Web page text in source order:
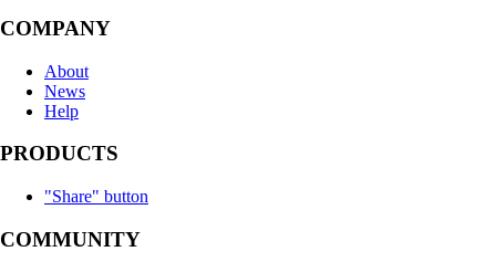
COMPANY
About
News
Help
PRODUCTS
"Share" button
COMMUNITY